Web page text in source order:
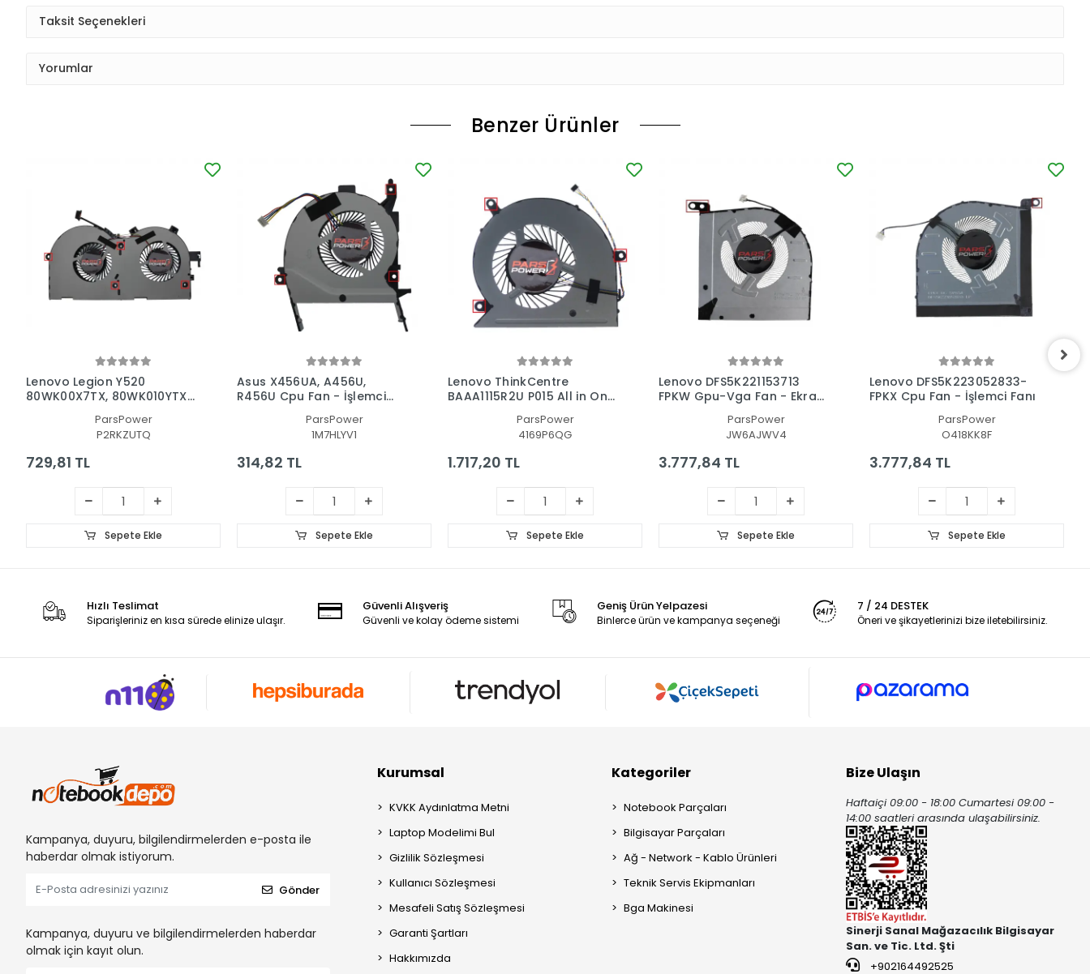
Taksit Seçenekleri
Yorumlar
Benzer Ürünler
Lenovo Legion Y520
80WK00X7TX, 80WK010YTX
ParsPower
P2RKZUTQ
729,81 TL
Sepete Ekle
Asus X456UA, A456U,
R456U Cpu Fan - İşlemci
ParsPower
1M7HLYV1
314,82 TL
Sepete Ekle
Lenovo ThinkCentre
BAAA1115R2U P015 All in One,
ParsPower
4169P6QG
1.717,20 TL
Sepete Ekle
Lenovo DFS5K221153713
FPKW Gpu-Vga Fan - Ekran
ParsPower
JW6AJWV4
3.777,84 TL
Sepete Ekle
Lenovo DFS5K223052833-
FPKX Cpu Fan - İşlemci Fanı
ParsPower
O418KK8F
3.777,84 TL
Sepete Ekle
Hızlı Teslimat
Siparişleriniz en kısa sürede elinize ulaşır.
Güvenli Alışveriş
Güvenli ve kolay ödeme sistemi
Geniş Ürün Yelpazesi
Binlerce ürün ve kampanya seçeneği
7 / 24 DESTEK
Öneri ve şikayetlerinizi bize iletebilirsiniz.
Kampanya, duyuru, bilgilendirmelerden e-posta ile
haberdar olmak istiyorum.
Gönder
Kampanya, duyuru ve bilgilendirmelerden haberdar
olmak için kayıt olun.
Kurumsal
KVKK Aydınlatma Metni
Laptop Modelimi Bul
Gizlilik Sözleşmesi
Kullanıcı Sözleşmesi
Mesafeli Satış Sözleşmesi
Garanti Şartları
Hakkımızda
Kategoriler
Notebook Parçaları
Bilgisayar Parçaları
Ağ - Network - Kablo Ürünleri
Teknik Servis Ekipmanları
Bga Makinesi
Bize Ulaşın
Haftaiçi 09:00 - 18:00 Cumartesi 09:00 -
14:00 saatleri arasında ulaşabilirsiniz.
Sinerji Sanal Mağazacılık Bilgisayar
San. ve Tic. Ltd. Şti
+902164492525